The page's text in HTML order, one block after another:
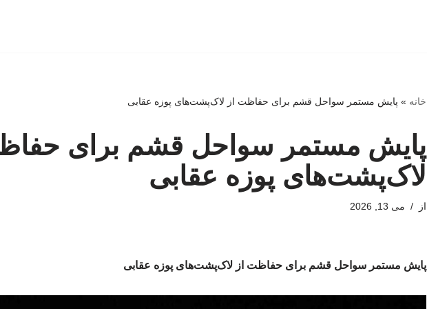
خانه » پایش مستمر سواحل قشم برای حفاظت از لاک‌پشت‌های پوزه عقابی
پایش مستمر سواحل قشم برای
لاک‌پشت‌های پوزه عقابی
از می 13, 2026
پایش مستمر سواحل قشم برای حفاظت از لاک‌پشت‌های پوزه عقابی